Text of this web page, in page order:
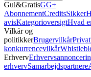
Gul&GratisGG+
AbonnementCredits
avisKategorioversigtHvad
Vilkår og
politikkerBrugervilkår
konkurrencevilkår
Erhverv
erhvervSamarbejdspartnere